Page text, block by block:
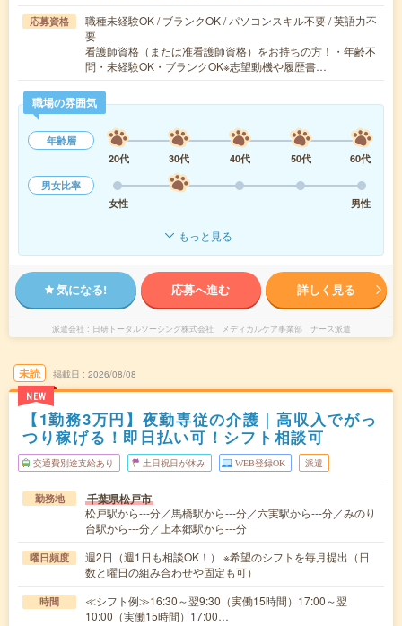
応募資格
職種未経験OK / ブランクOK / パソコンスキル不要 / 英語力不
要
看護師資格（または准看護師資格）をお持ちの方！・年齢不
問・未経験OK・ブランクOK※志望動機や履歴書…
職場の雰囲気
年齢層
20代
30代 40代 50代
60代
男女比率
女性
男性
もっと見る
気になる! 応募へ進む 詳しく見る
派遣会社 日研トータルソーシング株式会社 メディカルケア事業部 ナース派遣
未読
NEW
掲載日 2026/08/08
【1勤務3万円】夜勤専従の介護｜高収入でがっ
つり稼げる！即日払い可！シフト相談可
交通費別途支給あり 土日祝日が休み WEB登録OK 派遣
勤務地 千葉県松戸市
松戸駅から---分／馬橋駅から---分／六実駅から---分／みのり
台駅から---分／上本郷駅から---分
曜日頻度
週2日（週1日も相談OK！） ※希望のシフトを毎月提出（日
数と曜日の組み合わせや固定も可）
時間
≪シフト例≫16:30～翌9:30（実働15時間）17:00～翌
10:00（実働15時間）17:00…